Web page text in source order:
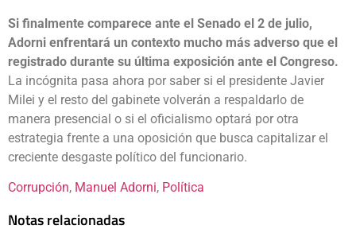
Si finalmente comparece ante el Senado el 2 de julio,
Adorni enfrentará un contexto mucho más adverso que el
registrado durante su última exposición ante el Congreso.
La incógnita pasa ahora por saber si el presidente Javier
Milei y el resto del gabinete volverán a respaldarlo de
manera presencial o si el oficialismo optará por otra
estrategia frente a una oposición que busca capitalizar el
creciente desgaste político del funcionario.
Corrupción, Manuel Adorni, Política
Notas relacionadas